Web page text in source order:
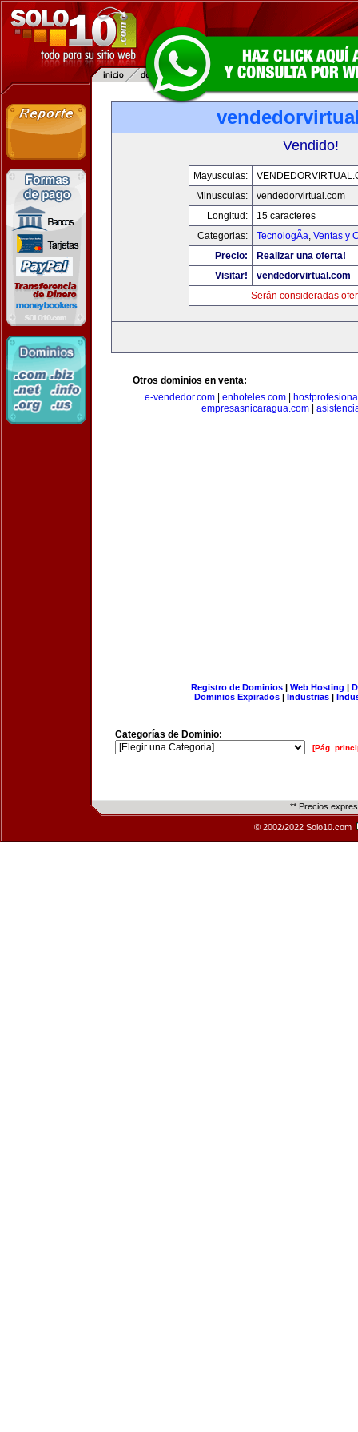
Vendido!
Mayusculas:
Minusculas:
vendedorvirtual.com
Longitud:
15 caracteres
Categorias:
TecnologÃ­a, Ventas y
Precio:
Realizar una oferta!
Visitar!
vendedorvirtual.com
Serán consideradas
Otros dominios en venta:
e-vendedor.com| enhoteles.com|
empresasnicaragua.com
Registro de Dominios| Web Hosting |
Dominios Expirados | Industrias |
Categorías de Dominio:
[Pág.
** Precios
© 2002/2022 Solo10.com